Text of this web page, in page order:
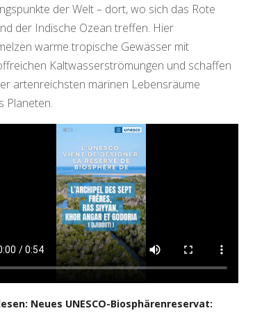
der Welt – dort, wo sich das Rote
der Indische Ozean treffen. Hier
warme tropische Gewässer mit
Kaltwasserströmungen und schaffen
artenreichsten marinen Lebensräume
Planeten.
Neues UNESCO-Biosphärenreservat: